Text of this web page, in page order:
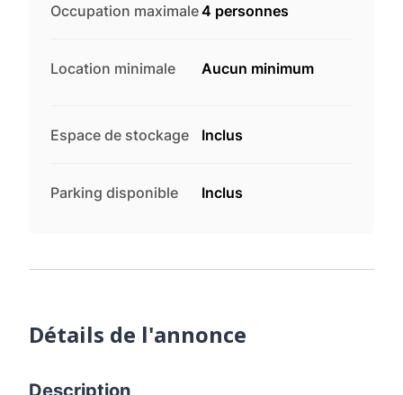
Occupation maximale4 personnes
Location minimale Aucun minimum
Espace de stockage Inclus
Parking disponible Inclus
Détails de l'annonce
Description